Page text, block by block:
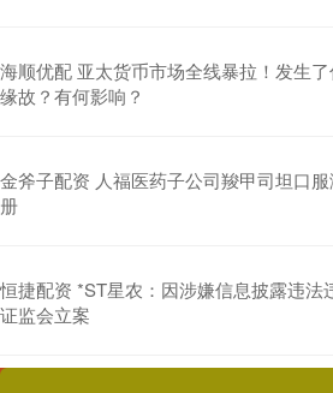
海顺优配 亚太货币市场全线暴拉！发生
缘故？有何影响？
金斧子配资 人福医药子公司羧甲司坦口
册
恒捷配资 *ST星农：因涉嫌信息披露违法
证监会立案